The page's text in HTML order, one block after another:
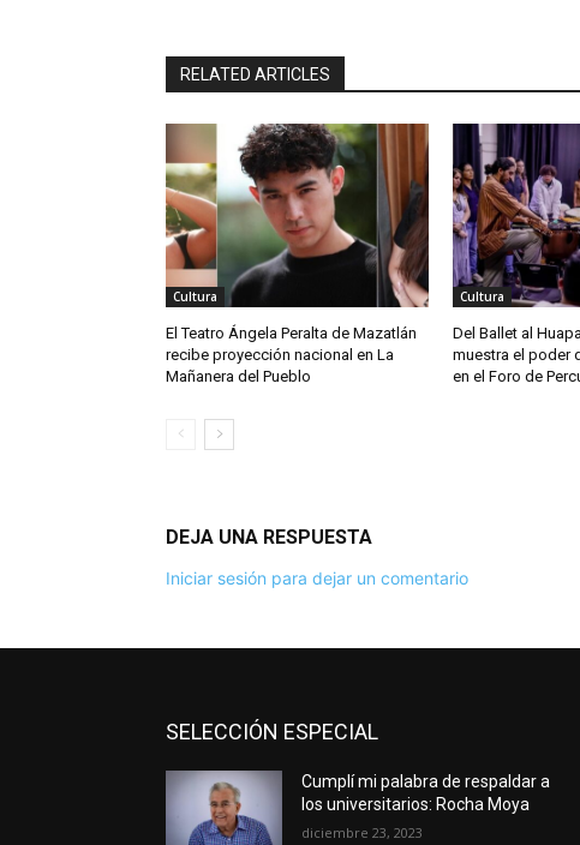
RELATED ARTICLES
Cultura
El Teatro Ángela Peralta de Mazatlán
recibe proyección nacional en La
Mañanera del Pueblo
Cultura
Del Ballet al
muestra el poder
en el Foro de
DEJA UNA RESPUESTA
Iniciar sesión para dejar un comentario
SELECCIÓN ESPECIAL
Cumplí mi palabra de respaldar a
los universitarios: Rocha Moya
diciembre 23, 2023